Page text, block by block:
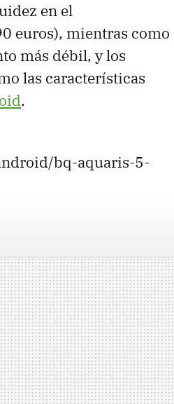
en el
euros), mientras como
más débil, y los
las características
.
bq-aquaris-5-